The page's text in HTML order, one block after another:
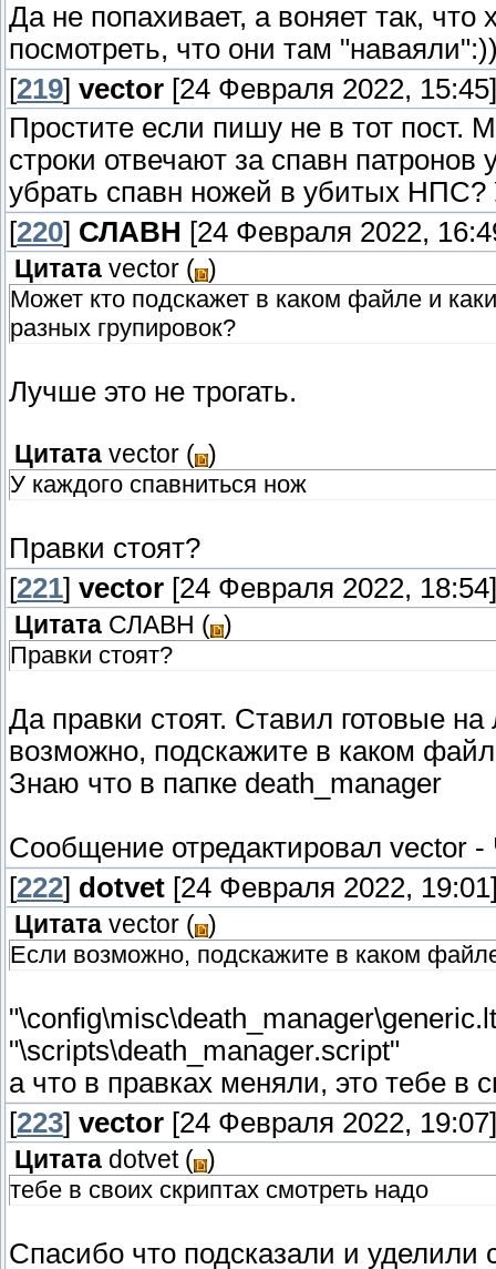
Да не попахивает, а воняет так,
посмотреть, что они там
[219] vector [24 Февраля 2022, 15:45]
Простите если пишу не в тот пост.
строки отвечают за спавн
убрать спавн ножей в убитых НПС?
[220] СЛАВН [24 Февраля 2022,
Цитата vector ( )
Может кто подскажет в каком файле и
разных групировок?
Лучше это не трогать.
Цитата vector ( )
У каждого спавниться нож
Правки стоят?
[221] vector [24 Февраля 2022, 18:54]
Цитата СЛАВН ( )
Правки стоят?
Да правки стоят. Ставил готовые
возможно, подскажите в каком
Знаю что в папке death_manager
Сообщение отредактировал vector -
[222] dotvet [24 Февраля 2022,
Цитата vector ( )
Если возможно, подскажите в каком
"\scripts\death_manager.script"
а что в правках меняли, это тебе в
[223] vector [24 Февраля 2022, 19:07]
Цитата dotvet( )
тебе в своих скриптах смотреть надо
Спасибо что подсказали и уделили